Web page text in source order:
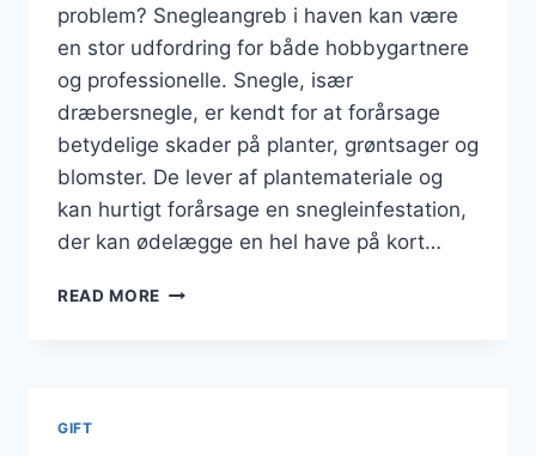
problem? Snegleangreb i haven kan være
en stor udfordring for både hobbygartnere
og professionelle. Snegle, især
dræbersnegle, er kendt for at forårsage
betydelige skader på planter, grøntsager og
blomster. De lever af plantemateriale og
kan hurtigt forårsage en snegleinfestation,
der kan ødelægge en hel have på kort…
READ MORE EFFEKTIVE
GIFT